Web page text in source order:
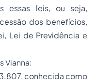
essas leis, ou seja,
dos benefícios,
Lei de Previdência e
Vianna:
conhecida como